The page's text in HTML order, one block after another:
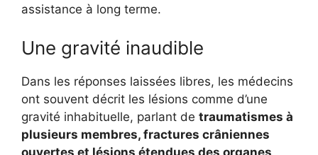
assistance à long terme.
Une gravité inaudible
Dans les réponses laissées libres, les médecins
ont souvent décrit les lésions comme d’une
gravité inhabituelle, parlant de traumatismes à
plusieurs membres, fractures crâniennes
ouvertes et lésions étendues des organes